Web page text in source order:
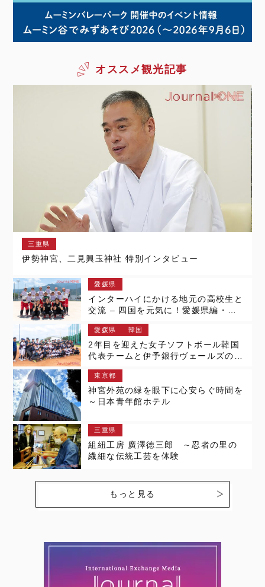
オススメ観光記事
三重県
伊勢神宮、二見興玉神社 特別インタビュー
愛媛県
インターハイにかける地元の高校生と
交流 – 四国を元気に！愛媛県編・第1
章
愛媛県 韓国
2年目を迎えた女子ソフトボール韓国
代表チームと伊予銀行ヴェールズの海
を越えた絆の交流 여자 소프트볼 한
국 대표팀과 에히메현 이요은행 벨즈,
바다를 넘어 맺은 인연과 교류
東京都
神宮外苑の緑を眼下に心安らぐ時間を
～日本青年館ホテル
三重県
組紐工房 廣澤徳三郎 ～忍者の里の
繊細な伝統工芸を体験
もっと見る